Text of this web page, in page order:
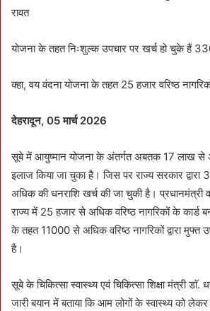
रावत
योजना के तहत निःशुल्क उपचार पर खर्च हो चुके हैं
क्हा, वय वंदना योजना के तहत 25 हजार वरिष्ठ
देहरादून, 05 मार्च 2026
सूबे में आयुष्मान योजना के अंतर्गत अबतक 17 लाख से
इलाज किया जा चुका है। जिस पर राज्य सरकार
अधिक की धनराशि खर्च की जा चुकी है। प्रधानमंत्री
राज्य में 25 हजार से अधिक वरिष्ठ नागरिकों के कार्ड
के तहत 11000 से अधिक वरिष्ठ नागरिकों द्वारा मुफ्त
है।
सूबे के चिकित्सा स्वास्थ्य एवं चिकित्सा शिक्षा मंत्री डाॅ.
जारी बयान में बताया कि आम लोगों के स्वास्थ्य को